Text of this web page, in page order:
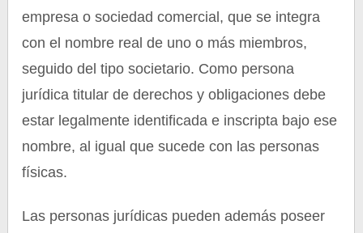
empresa o sociedad comercial, que se integra
con el nombre real de uno o más miembros,
seguido del tipo societario. Como persona
jurídica titular de derechos y obligaciones debe
estar legalmente identificada e inscripta bajo ese
nombre, al igual que sucede con las personas
físicas.
Las personas jurídicas pueden además poseer